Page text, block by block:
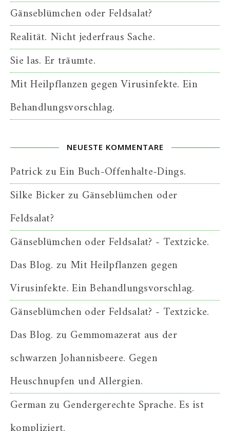
Gänseblümchen oder Feldsalat?
Realität. Nicht jederfraus Sache.
Sie las. Er träumte.
Mit Heilpflanzen gegen Virusinfekte. Ein
Behandlungsvorschlag.
NEUESTE KOMMENTARE
PatrickzuEin Buch-Offenhalte-Dings.
Silke Bickerzu Gänseblümchen oder
Feldsalat?
Gänseblümchen oder Feldsalat? - Textzicke.
Das Blog. zu Mit Heilpflanzen gegen
Virusinfekte. Ein Behandlungsvorschlag.
Gänseblümchen oder Feldsalat? - Textzicke.
Das Blog. zu Gemmomazerat aus der
schwarzen Johannisbeere. Gegen
Heuschnupfen und Allergien.
Germanzu Gendergerechte Sprache. Es ist